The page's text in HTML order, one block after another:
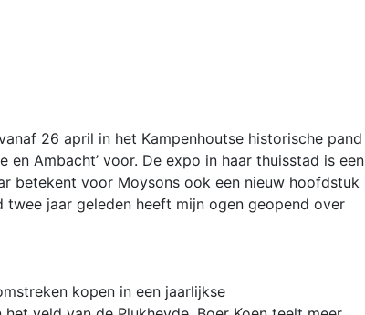
26 april in het Kampenhoutse historische pand
en Ambacht’ voor. De expo in haar thuisstad is een
betekent voor Moysons ook een nieuw hoofdstuk
twee jaar geleden heeft mijn ogen geopend over
kopen in een jaarlijkse